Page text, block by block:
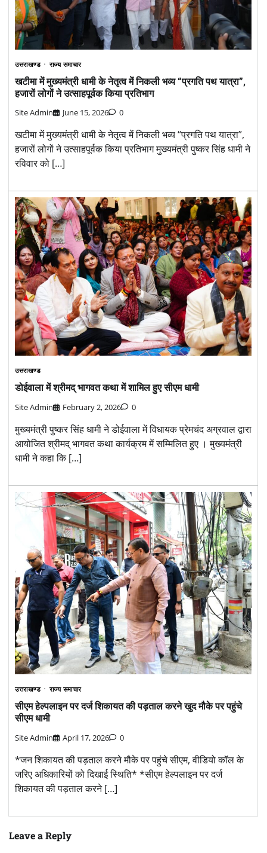
उत्तराखण्ड राज्य समाचार
खटीमा में मुख्यमंत्री धामी के नेतृत्व में निकली भव्य “प्रगति पथ यात्रा”,
हजारों लोगों ने उत्साहपूर्वक किया प्रतिभाग
Site Admin June 15, 2026 0
खटीमा में मुख्यमंत्री धामी के नेतृत्व में निकली भव्य “प्रगति पथ यात्रा”,
हजारों लोगों ने उत्साहपूर्वक किया प्रतिभाग मुख्यमंत्री पुष्कर सिंह धामी ने
रविवार को […]
उत्तराखण्ड
डोईवाला में श्रीमद् भागवत कथा में शामिल हुए सीएम धामी
Site Admin February 2, 2026 0
मुख्यमंत्री पुष्कर सिंह धामी ने डोईवाला में विधायक प्रेमचंद अग्रवाल द्वारा
आयोजित श्रीमद् भागवत कथा कार्यक्रम में सम्मिलित हुए । मुख्यमंत्री
धामी ने कहा कि […]
उत्तराखण्ड राज्य समाचार
सीएम हेल्पलाइन पर दर्ज शिकायत की पड़ताल करने खुद मौके पर पहुंचे
सीएम धामी
Site Admin April 17, 2026 0
*जन शिकायत की पड़ताल करने मौके पर पहुंचे सीएम, वीडियो कॉल के
जरिए अधिकारियों को दिखाई स्थिति* *सीएम हेल्पलाइन पर दर्ज
शिकायत की पड़ताल करने […]
Leave a Reply